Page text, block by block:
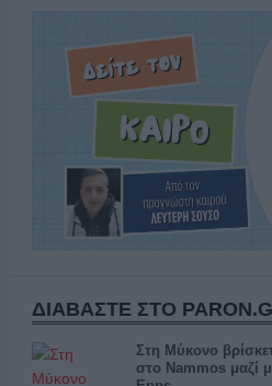
ΔΙΑΒΑΣΤΕ ΣΤΟ
Στη Μύκονο
στο Nammos μαζί